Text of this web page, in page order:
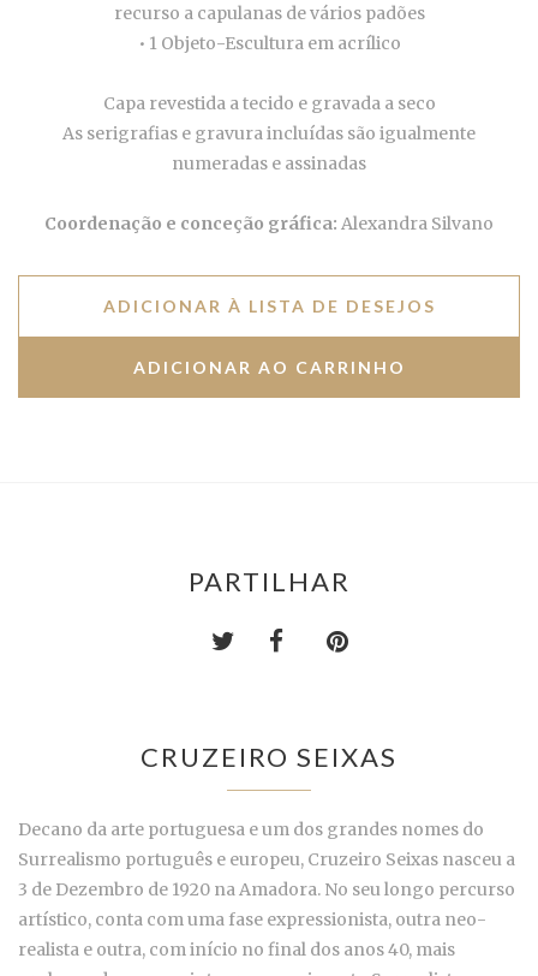
recurso a capulanas de vários padões
• 1 Objeto-Escultura em acrílico
Capa revestida a tecido e gravada a seco
As serigrafias e gravura incluídas são igualmente
numeradas e assinadas
Coordenação e conceção gráfica: Alexandra Silvano
ADICIONAR À LISTA DE DESEJOS
PARTILHAR
CRUZEIRO SEIXAS
Decano da arte portuguesa e um dos grandes nomes do
Surrealismo português e europeu, Cruzeiro Seixas nasceu a
3 de Dezembro de 1920 na Amadora. No seu longo percurso
artístico, conta com uma fase expressionista, outra neo-
realista e outra, com início no final dos anos 40, mais